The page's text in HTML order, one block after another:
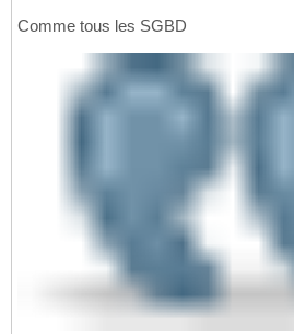
Comme tous les SGBD